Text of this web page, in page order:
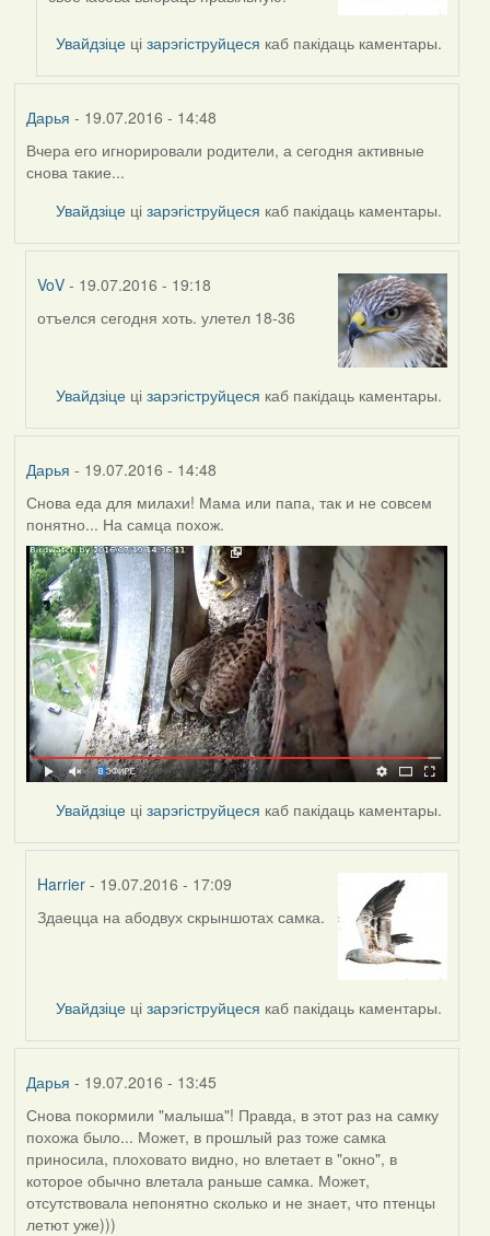
to
VoV
Увайдзіце цізарэгіструйцеся каб пакідаць каментары.
Дарья - 19.07.2016 - 14:48
Вчера его игнорировали родители, а сегодня активные
снова такие...
Увайдзіце цізарэгіструйцеся каб пакідаць каментары.
VoV - 19.07.2016 - 19:18
In
отъелся сегодня хоть. улетел 18-36
Увайдзіце цізарэгіструйцеся каб пакідаць каментары.
Дарья - 19.07.2016 - 14:48
Снова еда для милахи! Мама или папа, так и не совсем
понятно... На самца похож.
Увайдзіце цізарэгіструйцеся каб пакідаць каментары.
Harrier - 19.07.2016 - 17:09
In
Дарья
Здаецца на абодвух скрыншотах самка.
Увайдзіце цізарэгіструйцеся каб пакідаць каментары.
Дарья - 19.07.2016 - 13:45
Снова покормили "малыша"! Правда, в этот раз на самку
похожа было... Может, в прошлый раз тоже самка
приносила, плоховато видно, но влетает в "окно", в
которое обычно влетала раньше самка. Может,
отсутствовала непонятно сколько и не знает, что птенцы
летют уже)))